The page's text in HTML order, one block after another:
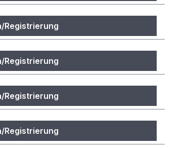
Registrierung
Registrierung
Registrierung
Registrierung